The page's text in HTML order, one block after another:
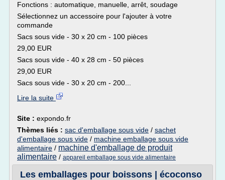
Fonctions : automatique, manuelle, arrêt, soudage
Sélectionnez un accessoire pour l'ajouter à votre
commande
Sacs sous vide - 30 x 20 cm - 100 pièces
29,00 EUR
Sacs sous vide - 40 x 28 cm - 50 pièces
29,00 EUR
Sacs sous vide - 30 x 20 cm - 200...
Lire la suite
Site : expondo.fr
Thèmes liés : sac d'emballage sous vide / sachet
d'emballage sous vide / machine emballage sous vide
alimentaire / machine d'emballage de produit
alimentaire / appareil emballage sous vide alimentaire
Les emballages pour boissons | écoconso